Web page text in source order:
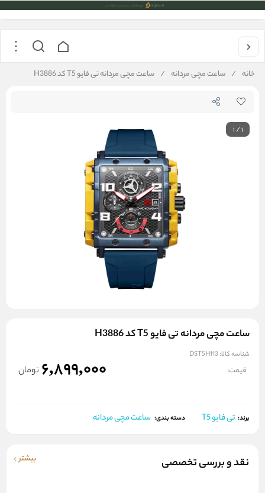
خانه / ساعت مچی مردانه / ساعت مچی مردانه تی فایو T5 کد H3886
1/1
ساعت مچی مردانه تی فایو T5 کد H3886
شناسه کالا:DST5H113
قیمت: 6,899,000 تومان
برند: تی فایو T5 دسته بندی: ساعت مچی مردانه
نقد و بررسی تخصصی بیشتر